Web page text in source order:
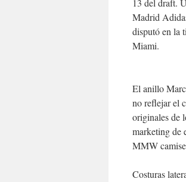
13 del draft.
Madrid
disputó en la
Miami.
El anillo
no reflejar el
originales de
marketing de
MMW
Costuras